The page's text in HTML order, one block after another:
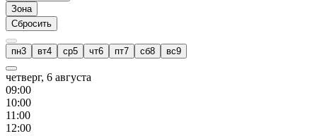
Зона
Сбросить
пн3 вт4 ср5 чт6 пт7 сб8 вс9
четверг, 6 августа
09:00
10:00
11:00
12:00